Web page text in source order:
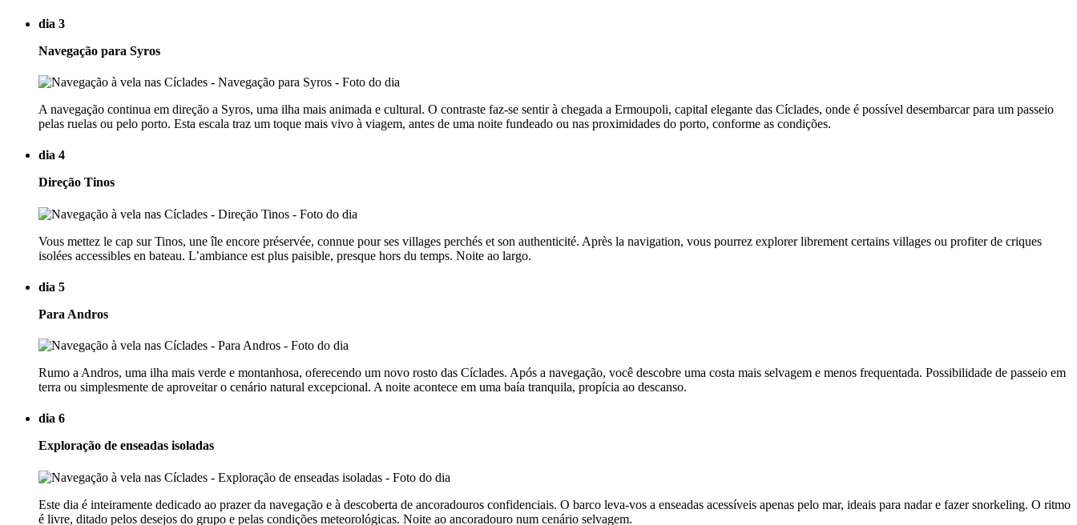
dia 3
Navegação para Syros
A navegação continua em direção a Syros, uma ilha mais animada e cultural. O contraste faz-se sentir à chegada a Ermoupoli, capital elegante das Cíclades, onde é possível desembarcar para um passeio
pelas ruelas ou pelo porto. Esta escala traz um toque mais vivo à viagem, antes de uma noite fundeado ou nas proximidades do porto, conforme as condições.
dia 4
Direção Tinos
Vous mettez le cap sur Tinos, une île encore préservée, connue pour ses villages perchés et son authenticité. Après la navigation, vous pourrez explorer librement certains villages ou profiter de criques
isolées accessibles en bateau. L’ambiance est plus paisible, presque hors du temps. Noite ao largo.
dia 5
Para Andros
Rumo a Andros, uma ilha mais verde e montanhosa, oferecendo um novo rosto das Cíclades. Após a navegação, você descobre uma costa mais selvagem e menos frequentada. Possibilidade de passeio em
terra ou simplesmente de aproveitar o cenário natural excepcional. A noite acontece em uma baía tranquila, propícia ao descanso.
dia 6
Exploração de enseadas isoladas
Este dia é inteiramente dedicado ao prazer da navegação e à descoberta de ancoradouros confidenciais. O barco leva-vos a enseadas acessíveis apenas pelo mar, ideais para nadar e fazer snorkeling. O ritmo
é livre, ditado pelos desejos do grupo e pelas condições meteorológicas. Noite ao ancoradouro num cenário selvagem.